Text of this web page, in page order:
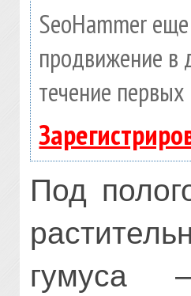
SeoHammer
продвижение в
течение
Под